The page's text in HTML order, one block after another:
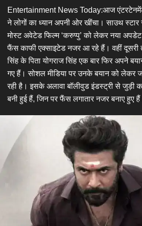
Entertainment News Today:आज एंटरटेनमेंट
ने लोगों का ध्यान अपनी ओर खींचा। साउथ स्टार
मोस्ट अवेटेड फिल्म ‘करुप्पु’ को लेकर नया
फैंस काफी एक्साइटेड नजर आ रहे हैं। वहीं दूसरी
सिंह के पिता योगराज सिंह एक बार फिर अपने
गए हैं। सोशल मीडिया पर उनके बयान को लेकर
रही है। इसके अलावा बॉलीवुड इंडस्ट्री से जुड़ी
बनी हुई हैं, जिन पर फैंस लगातार नजर बनाए हुए